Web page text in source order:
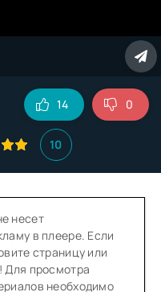
10
14 0
несет
в плеере. Если
страницу или
Для просмотра
необходимо